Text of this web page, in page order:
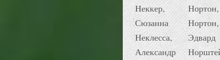
Неккер,
Сюзанна
Неклесса,
Александр
Нортон,
Эдвард